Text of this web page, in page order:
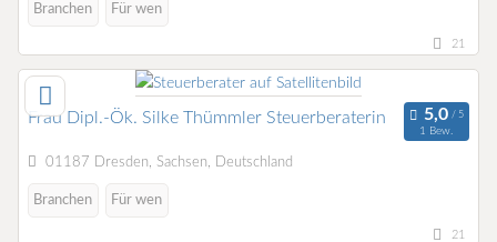
Branchen Für wen
21
Frau Dipl.-Ök. Silke Thümmler Steuerberaterin
1 Bew.
01187 Dresden, Sachsen, Deutschland
Branchen Für wen
21